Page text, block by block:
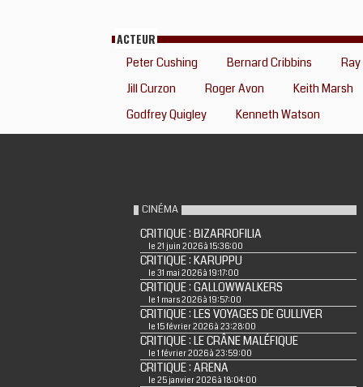
ACTEUR
Peter Cushing Bernard Cribbins
Jill Curzon
Roger Avon
Keith Marsh
Godfrey Quigley
Kenneth Watson
CINÉMA
CRITIQUE : BIZARROFILIA
le 21 juin 2026 à 15:36:00
CRITIQUE : KARUPPU
le 31 mai 2026 à 19:17:00
CRITIQUE : GALLOWWALKERS
le 1 mars 2026 à 19:57:00
CRITIQUE : LES VOYAGES DE GULLIVER
le 15 février 2026 à 23:28:00
CRITIQUE : LE CRÂNE MALÉFIQUE
le 1 février 2026 à 23:59:00
CRITIQUE : ARENA
le 25 janvier 2026 à 18:04:00